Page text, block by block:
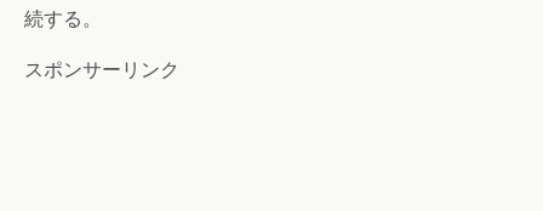
続する。
スポンサーリンク